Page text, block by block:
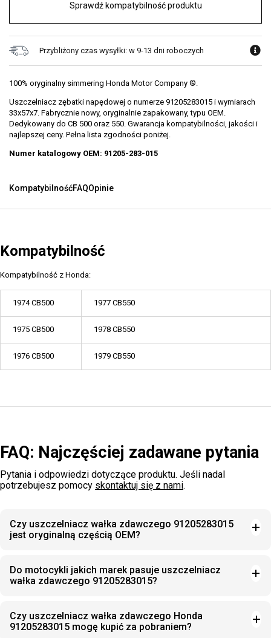
Sprawdź kompatybilność produktu
Przybliżony czas wysyłki: w 9-13 dni roboczych
100% oryginalny simmering Honda Motor Company ®.
Uszczelniacz zębatki napędowej o numerze 91205283015 i wymiarach
33x57x7. Fabrycznie nowy, oryginalnie zapakowany, typu OEM.
Dedykowany do CB 500 oraz 550. Gwarancja kompatybilności, jakości i
najlepszej ceny. Pełna lista zgodności poniżej.
Numer katalogowy OEM: 91205-283-015
KompatybilnośćFAQOpinie
Kompatybilność
Kompatybilność z Honda:
1974 CB500 1977 CB550
1975 CB500 1978 CB550
1976 CB500 1979 CB550
FAQ: Najczęściej zadawane pytania
Pytania i odpowiedzi dotyczące produktu. Jeśli nadal
potrzebujesz pomocy skontaktuj się z nami.
Czy uszczelniacz wałka zdawczego 91205283015
jest oryginalną częścią OEM?
Do motocykli jakich marek pasuje uszczelniacz
wałka zdawczego 91205283015?
Czy uszczelniacz wałka zdawczego Honda
91205283015 mogę kupić za pobraniem?